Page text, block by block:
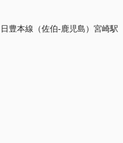
豊本線（佐伯-鹿児島）宮崎駅